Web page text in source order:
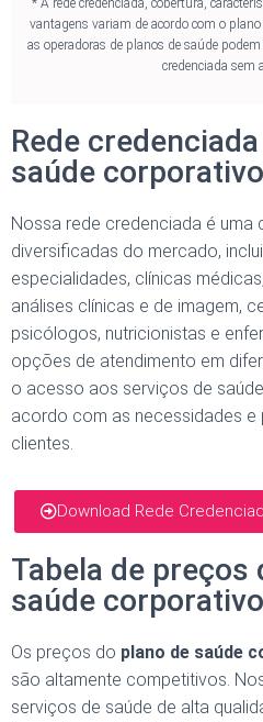
vantagens variam de acordo com o
as operadoras de planos de saúde
credenciada sem
Rede
saúde
Nossa rede credenciada é uma
diversificadas do mercado,
especialidades, clínicas
análises clínicas e de imagem,
psicólogos, nutricionistas e
opções de atendimento em
o acesso aos serviços de
acordo com as necessidades e
clientes.
Download Rede
Tabela de preços
saúde
Os preços do plano de saúde
são altamente competitivos.
serviços de saúde de alta